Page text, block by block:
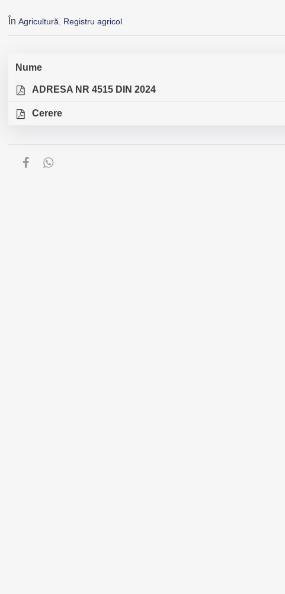
În Agricultură Registru agricol
Nume
ADRESA NR 4515 DIN 2024
Cerere